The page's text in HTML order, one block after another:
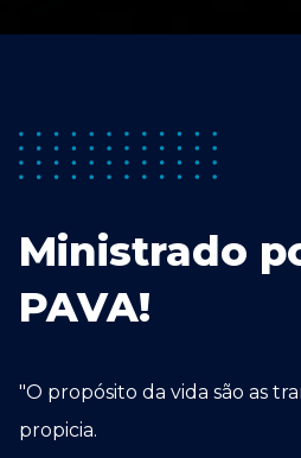
"O propósito da vida são as
propicia.
Ministrado
PAVA!